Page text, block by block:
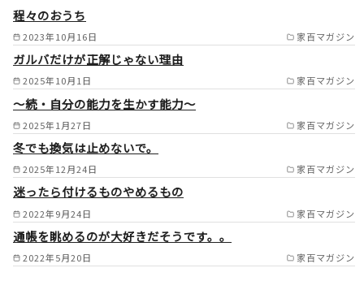
市/交野市/守口市/大東市/四条
畷市/摂津市/枚方市/池田市/箕
面市/茨木市/高槻市/島本町/豊
中市/吹田市/八尾市/松原市/柏
原市/藤井寺市/羽曳野市/大阪
町/千早赤坂村/河内長野市/高
石市/泉大津市/和泉市/忠岡町/
岸和田市/貝塚市/熊取町/泉佐
野市/田尻町/豊能町 奈良
2023年10月16日 家百マガジン
程々のおうち
2025年10月1日 家百マガジン
ガルバだけが正解じゃない理由
2025年1月27日 家百マガジン
～続・自分の能力を生かす能力～
2025年12月24日 家百マガジン
冬でも換気は止めないで。
2022年9月24日 家百マガジン
迷ったら付けるものやめるもの
2022年5月20日 家百マガジン
通帳を眺めるのが大好きだそうです。。